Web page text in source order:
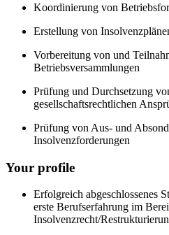
Koordinierung von
Erstellung von
Vorbereitung von und
Betriebsversammlungen
Prüfung und Durchsetzung
gesellschaftsrechtlichen
Prüfung von Aus- und
Insolvenzforderungen
Your profile
Erfolgreich abgeschlossenes
erste Berufserfahrung im
Insolvenzrecht/